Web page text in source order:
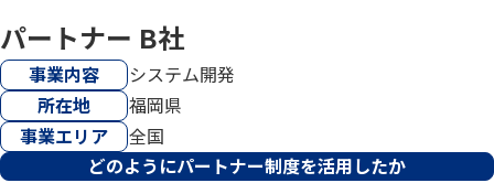
パートナー B社
事業内容
システム開発
所在地
福岡県
事業エリア
全国
どのようにパートナー制度を活用したか